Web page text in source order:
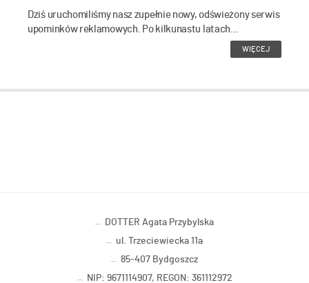
Dziś uruchomiliśmy nasz zupełnie nowy, odświeżony serwis
upominków reklamowych. Po kilkunastu latach...
WIĘCEJ
DOTTER Agata Przybylska
ul. Trzeciewiecka 11a
85-407 Bydgoszcz
NIP: 9671114907, REGON: 361112972